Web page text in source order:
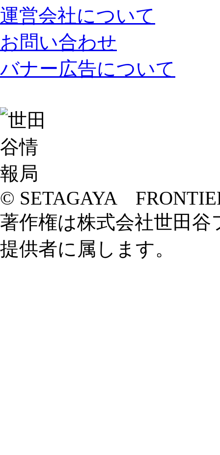
運営会社について
お問い合わせ
バナー広告について
© SETAGAYA
著作権は株式会社世田
提供者に属します。